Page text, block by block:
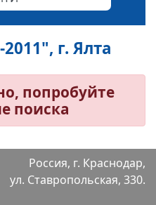
г. Ялта
попробуйте
поиска
Россия, г. Краснодар,
ул. Ставропольская, 330.